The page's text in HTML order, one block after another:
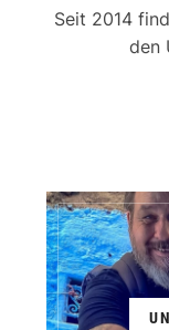
Seit 2014
den